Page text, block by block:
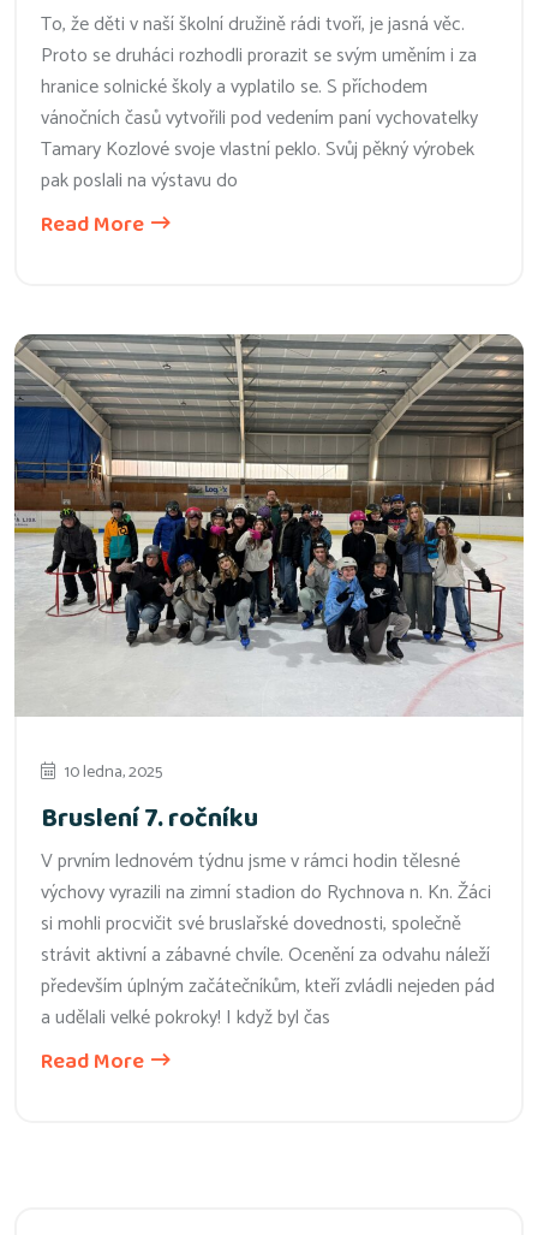
To, že děti v naší školní družině rádi tvoří, je jasná věc.
Proto se druháci rozhodli prorazit se svým uměním i za
hranice solnické školy a vyplatilo se. S příchodem
vánočních časů vytvořili pod vedením paní vychovatelky
Tamary Kozlové svoje vlastní peklo. Svůj pěkný výrobek
pak poslali na výstavu do
Read More
10 ledna, 2025
Bruslení 7. ročníku
V prvním lednovém týdnu jsme v rámci hodin tělesné
výchovy vyrazili na zimní stadion do Rychnova n. Kn. Žáci
si mohli procvičit své bruslařské dovednosti, společně
strávit aktivní a zábavné chvíle. Ocenění za odvahu náleží
především úplným začátečníkům, kteří zvládli nejeden pád
a udělali velké pokroky! I když byl čas
Read More